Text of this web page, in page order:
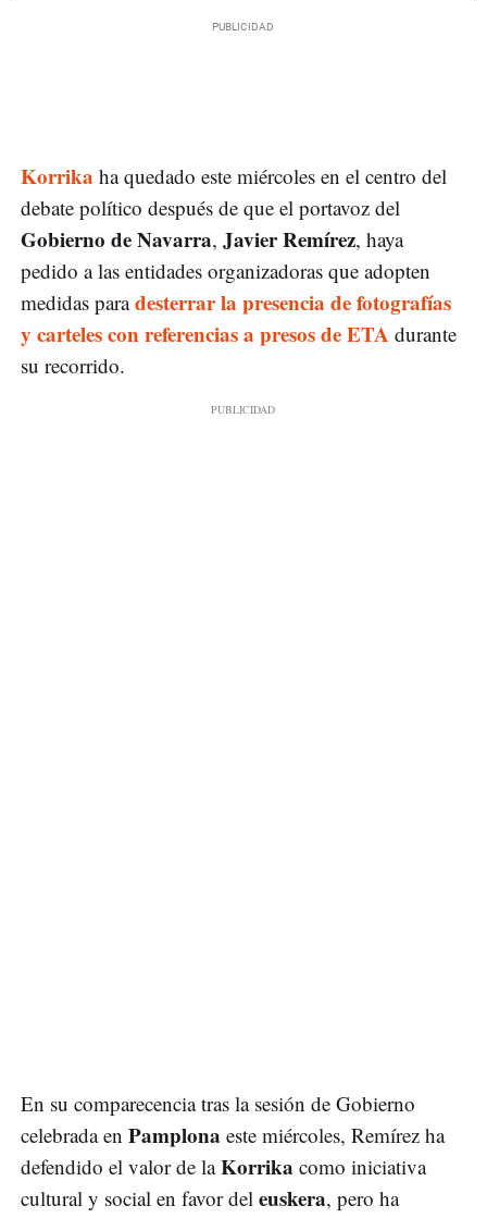
Korrika ha quedado este miércoles en el centro del
debate político después de que el portavoz del
Gobierno de Navarra, Javier Remírez, haya
pedido a las entidades organizadoras que adopten
medidas paradesterrar la presencia de fotografías
y carteles con referencias a presos de ETA durante
su recorrido.
En su comparecencia tras la sesión de Gobierno
celebrada en Pamplona este miércoles, Remírez ha
defendido el valor de laKorrika como iniciativa
cultural y social en favor del euskera, pero ha